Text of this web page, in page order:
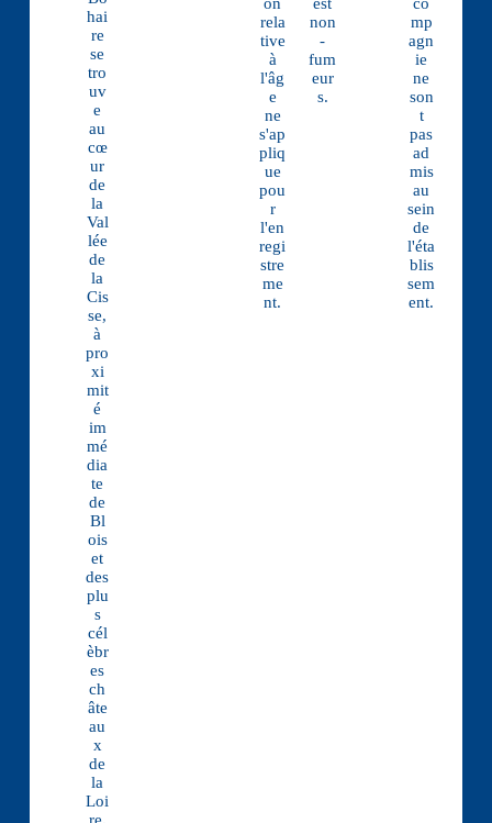
hai
re
se
tro
uv
e
au
cœ
ur
de
la
Val
lée
de
la
Cis
se,
à
pro
xi
mit
é
im
mé
dia
te
de
Bl
ois
et
des
plu
s
cél
èbr
es
ch
âte
au
x
de
la
Loi
on
rela
tive
à
l'âg
e
ne
s'ap
pliq
ue
pou
r
l'en
regi
stre
me
nt.
est
non
-
fum
eur
s.
co
mp
agn
ie
ne
son
t
pas
ad
mis
au
sein
de
l'éta
blis
sem
ent.